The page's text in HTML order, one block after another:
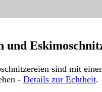
sind mit
- Details zur Echtheit.